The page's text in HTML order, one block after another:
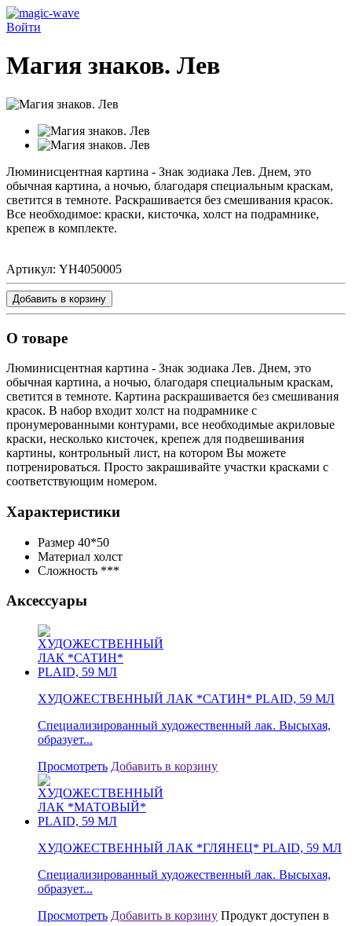
Войти
Магия знаков. Лев
Люминисцентная картина - Знак зодиака Лев. Днем, это
обычная картина, а ночью, благодаря специальным краскам,
светится в темноте. Раскрашивается без смешивания красок.
Все необходимое: краски, кисточка, холст на подрамнике,
крепеж в комплекте.
Артикул: YH4050005
Добавить в корзину
О товаре
Люминисцентная картина - Знак зодиака Лев. Днем, это
обычная картина, а ночью, благодаря специальным краскам,
светится в темноте. Картина раскрашивается без смешивания
красок. В набор входит холст на подрамнике с
пронумерованными контурами, все необходимые акриловые
краски, несколько кисточек, крепеж для подвешивания
картины, контрольный лист, на котором Вы можете
потренироваться. Просто закрашивайте участки красками с
соответствующим номером.
Характеристики
Размер 40*50
Материал холст
Сложность ***
Аксессуары
ХУДОЖЕСТВЕННЫЙ ЛАК *САТИН* PLAID, 59 МЛ
Специализированный художественный лак. Высыхая,
образует...
Просмотреть Добавить в корзину
ХУДОЖЕСТВЕННЫЙ ЛАК *ГЛЯНЕЦ* PLAID, 59 МЛ
Специализированный художественный лак. Высыхая,
образует...
Просмотреть Добавить в корзину Продукт доступен в